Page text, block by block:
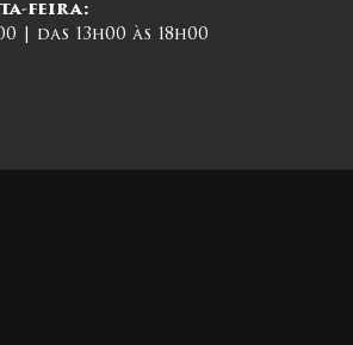
feira:
| das 13h00 às 18h00